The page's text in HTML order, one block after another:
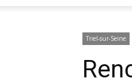
Triel-sur-Seine